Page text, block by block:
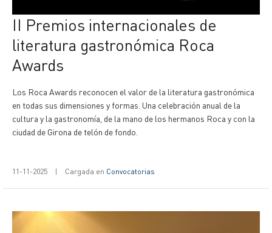
II Premios internacionales de
literatura gastronómica Roca
Awards
Los Roca Awards reconocen el valor de la literatura gastronómica
en todas sus dimensiones y formas. Una celebración anual de la
cultura y la gastronomía, de la mano de los hermanos Roca y con la
ciudad de Girona de telón de fondo.
11-11-2025 | Cargada en Convocatorias